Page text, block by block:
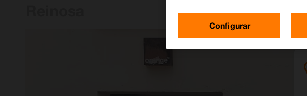
Configurar